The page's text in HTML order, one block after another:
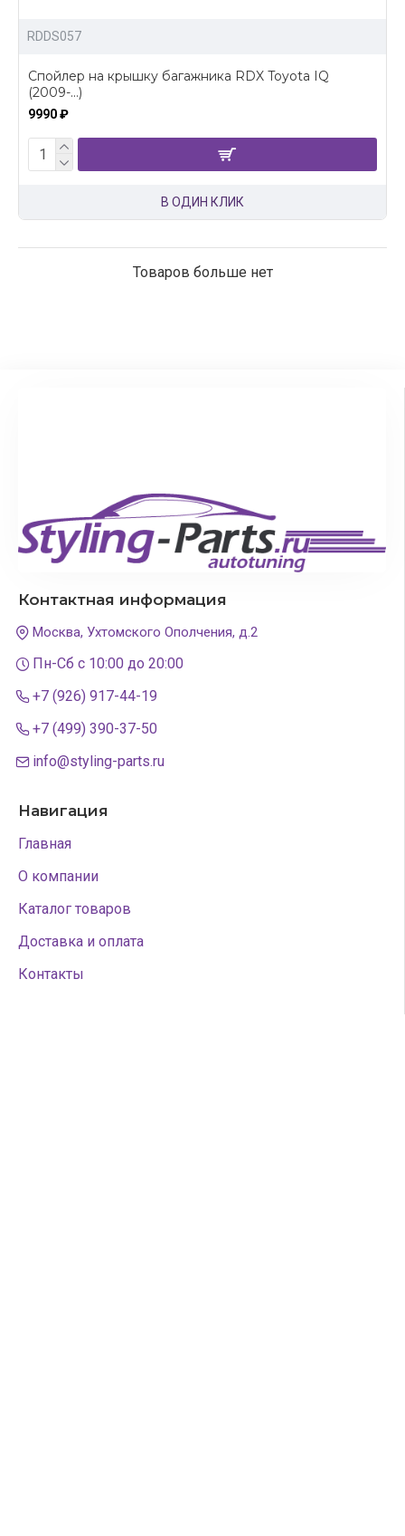
RDDS057
Спойлер на крышку багажника RDX Toyota IQ
(2009-...)
9990 ₽
В ОДИН КЛИК
Товаров больше нет
Контактная информация
Москва, Ухтомского Ополчения, д.2
Пн-Сб с 10:00 до 20:00
+7 (926) 917-44-19
+7 (499) 390-37-50
info@styling-parts.ru
Навигация
Главная
О компании
Каталог товаров
Доставка и оплата
Контакты